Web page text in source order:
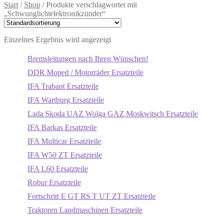
Start / Shop /Produkte verschlagwortet mit
„Schwunglichtelektronikzünder“
Einzelnes Ergebnis wird angezeigt
Bremsleitungen nach Ihren Wünschen!
DDR Moped / Motorräder Ersatzteile
IFA Trabant Ersatzteile
IFA Wartburg Ersatzteile
Lada Skoda UAZ Wolga GAZ Moskwitsch Ersatzteile
IFA Barkas Ersatzteile
IFA Multicar Ersatzteile
IFA W50 ZT Ersatzteile
IFA L60 Ersatzteile
Robur Ersatzteile
Fortschritt E GT RS T UT ZT Ersatzteile
Traktoren Landmaschinen Ersatzteile